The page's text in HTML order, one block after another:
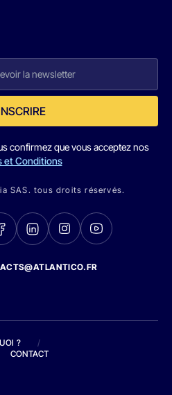
confirmez que vous acceptez nos
et Conditions
SAS. tous droits réservés.
?
/
CONTACT